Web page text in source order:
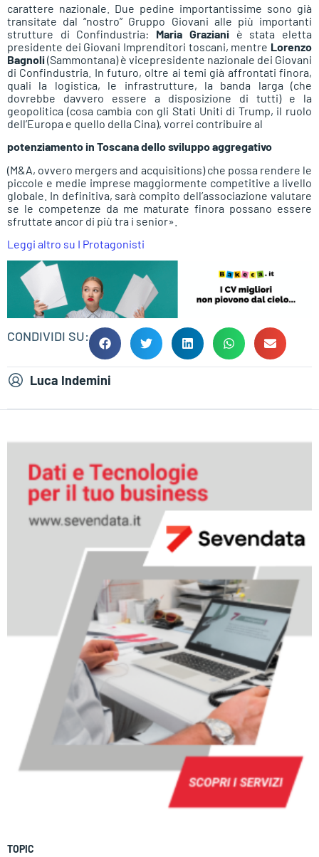
carattere nazionale. Due pedine importantissime sono già
transitate dal “nostro” Gruppo Giovani alle più importanti
strutture di Confindustria: Maria Graziani è stata eletta
presidente dei Giovani Imprenditori toscani, mentre Lorenzo
Bagnoli(Sammontana) è vicepresidente nazionale dei Giovani
di Confindustria. In futuro, oltre ai temi già affrontati finora,
quali la logistica, le infrastrutture, la banda larga (che
dovrebbe davvero essere a disposizione di tutti) e la
geopolitica (cosa cambia con gli Stati Uniti di Trump, il ruolo
dell’Europa e quello della Cina), vorrei contribuire al
potenziamento in Toscana dello sviluppo aggregativo
(M&A, ovvero mergers and acquisitions) che possa rendere le
piccole e medie imprese maggiormente competitive a livello
globale. In definitiva, sarà compito dell’associazione valutare
se le competenze da me maturate finora possano essere
sfruttate ancor di più tra i senior».
Leggi altro su I Protagonisti
CONDIVIDI SU:
Luca Indemini
TOPIC